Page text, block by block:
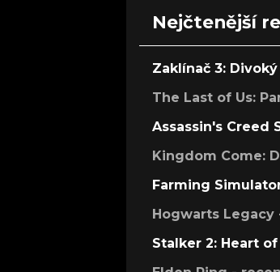
Nejčtenější
Zaklínač 3:
The Last of Us:
Assassin's Creed
Kingdom Come:
Farming
Hogwarts Legacy
Stalker 2: Heart